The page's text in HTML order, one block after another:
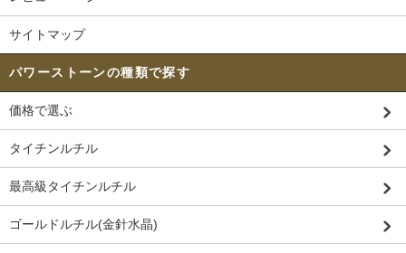
サイトマップ
パワーストーンの種類で探す
価格で選ぶ
タイチンルチル
最高級タイチンルチル
ゴールドルチル(金針水晶)